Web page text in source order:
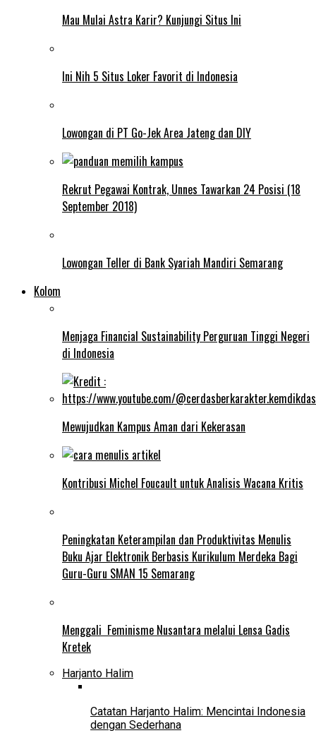
Mau Mulai Astra Karir? Kunjungi Situs Ini
Ini Nih 5 Situs Loker Favorit di Indonesia
Lowongan di PT Go-Jek Area Jateng dan DIY
Rekrut Pegawai Kontrak, Unnes Tawarkan 24 Posisi (18
September 2018)
Lowongan Teller di Bank Syariah Mandiri Semarang
Kolom
Menjaga Financial Sustainability Perguruan Tinggi Negeri
di Indonesia
Mewujudkan Kampus Aman dari Kekerasan
Kontribusi Michel Foucault untuk Analisis Wacana Kritis
Peningkatan Keterampilan dan Produktivitas Menulis
Buku Ajar Elektronik Berbasis Kurikulum Merdeka Bagi
Guru-Guru SMAN 15 Semarang
Menggali Feminisme Nusantara melalui Lensa Gadis
Kretek
Harjanto Halim
Catatan Harjanto Halim: Mencintai Indonesia
dengan Sederhana